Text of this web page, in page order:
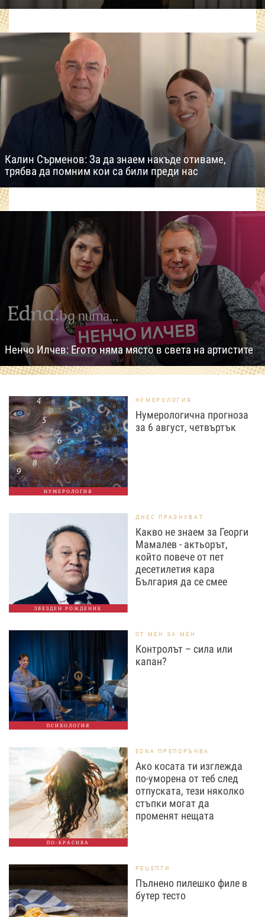
Калин Сърменов: За да знаем накъде отиваме,
трябва да помним кои са били преди нас
Ненчо Илчев: Егото няма място в света на артистите
НУМЕРОЛОГИЯ
НУМЕРОЛОГИЯ
Нумерологична прогноза
за 6 август, четвъртък
ЗВЕЗДЕН РОЖДЕНИК
ДНЕС ПРАЗНУВАТ
Какво не знаем за Георги
Мамалев - актьорът,
който повече от пет
десетилетия кара
България да се смее
ПСИХОЛОГИЯ
ОТ МЕН ЗА МЕН
Контролът – сила или
капан?
ПО-КРАСИВА
EDNA ПРЕПОРЪЧВА
Ако косата ти изглежда
по-уморена от теб след
отпуската, тези няколко
стъпки могат да
променят нещата
РЕЦЕПТИ
Пълнено пилешко филе в
бутер тесто